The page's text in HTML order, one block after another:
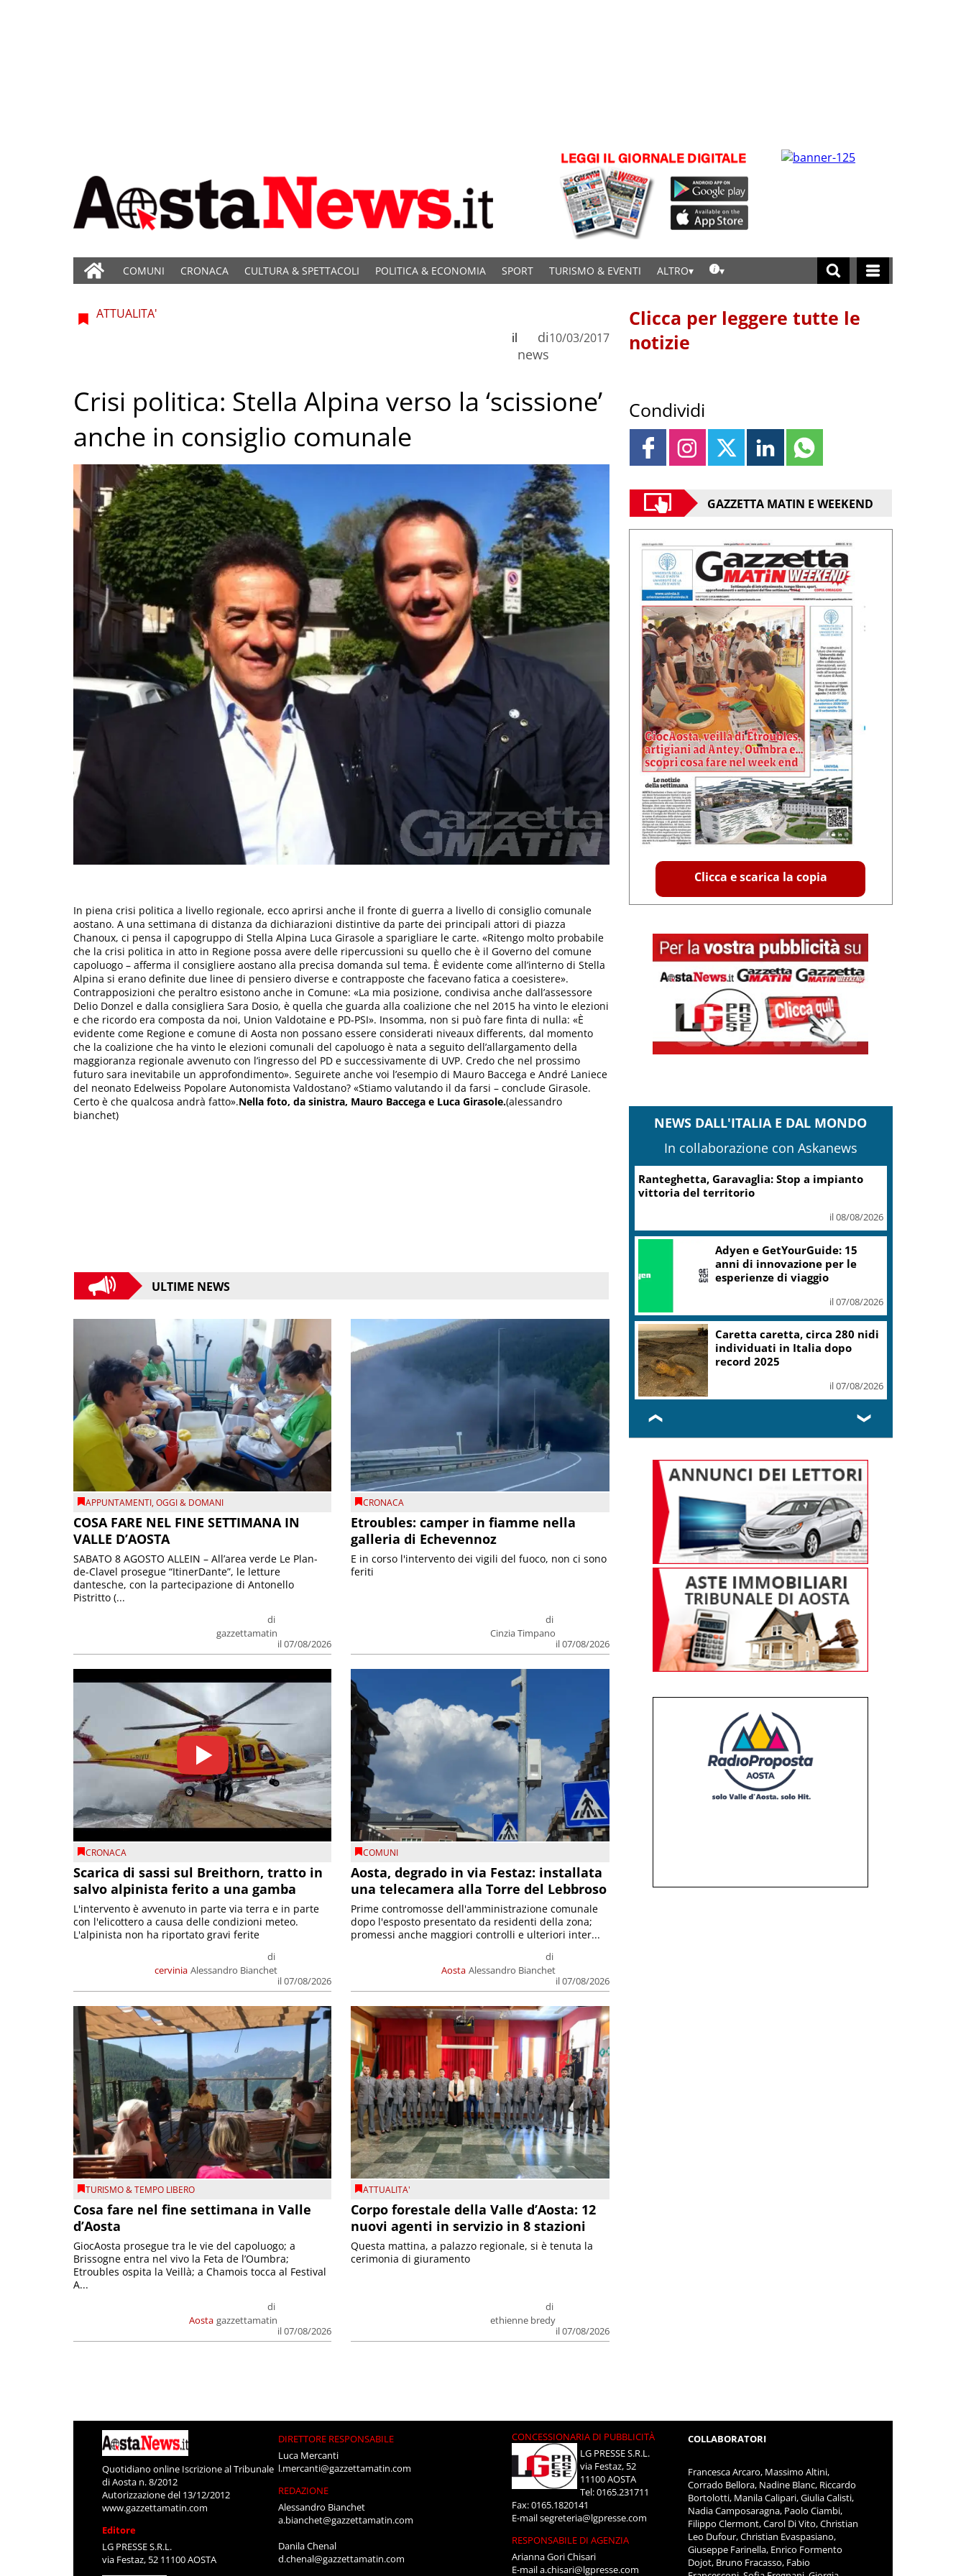
COMUNI CRONACA CULTURA & SPETTACOLI POLITICA & ECONOMIA SPORT TURISMO & EVENTI ALTRO
ATTUALITA'
di
news
il 10/03/2017
Crisi politica: Stella Alpina verso la ‘scissione’
anche in consiglio comunale
In piena crisi politica a livello regionale, ecco aprirsi anche il fronte di guerra a livello di consiglio comunale
aostano. A una settimana di distanza da dichiarazioni distintive da parte dei principali attori di piazza
Chanoux, ci pensa il capogruppo di Stella Alpina Luca Girasole a sparigliare le carte. «Ritengo molto probabile
che la crisi politica in atto in Regione possa avere delle ripercussioni su quello che è il Governo del comune
capoluogo – afferma il consigliere aostano alla precisa domanda sul tema. È evidente come all’interno di Stella
Alpina si erano definite due linee di pensiero diverse e contrapposte che facevano fatica a coesistere».
Contrapposizioni che peraltro esistono anche in Comune: «La mia posizione, condivisa anche dall’assessore
Delio Donzel e dalla consigliera Sara Dosio, è quella che guarda alla coalizione che nel 2015 ha vinto le elezioni
e che ricordo era composta da noi, Union Valdotaine e PD-PSI». Insomma, non si può fare finta di nulla: «È
evidente come Regione e comune di Aosta non possano essere considerati niveaux differents, dal momento
che la coalizione che ha vinto le elezioni comunali del capoluogo è nata a seguito dell’allargamento della
maggioranza regionale avvenuto con l’ingresso del PD e successivamente di UVP. Credo che nel prossimo
futuro sara inevitabile un approfondimento». Seguirete anche voi l’esempio di Mauro Baccega e André Laniece
del neonato Edelweiss Popolare Autonomista Valdostano? «Stiamo valutando il da farsi – conclude Girasole.
Certo è che qualcosa andrà fatto».Nella foto, da sinistra, Mauro Baccega e Luca Girasole.(alessandro
bianchet)
ULTIME NEWS
APPUNTAMENTI,OGGI & DOMANI
COSA FARE NEL FINE SETTIMANA IN
VALLE D’AOSTA
di
gazzettamatin
il 07/08/2026
SABATO 8 AGOSTO ALLEIN – All’area verde Le Plan-
de-Clavel prosegue “ItinerDante”, le letture
dantesche, con la partecipazione di Antonello
Pistritto (...
CRONACA
Etroubles: camper in fiamme nella
galleria di Echevennoz
di
Cinzia Timpano
il 07/08/2026
E in corso l'intervento dei vigili del fuoco, non ci sono
feriti
CRONACA
Scarica di sassi sul Breithorn, tratto in
salvo alpinista ferito a una gamba
cervinia
di
Alessandro Bianchet
il 07/08/2026
L'intervento è avvenuto in parte via terra e in parte
con l'elicottero a causa delle condizioni meteo.
L'alpinista non ha riportato gravi ferite
COMUNI
Aosta, degrado in via Festaz: installata
una telecamera alla Torre del Lebbroso
Aosta
di
Alessandro Bianchet
il 07/08/2026
Prime contromosse dell'amministrazione comunale
dopo l'esposto presentato da residenti della zona;
promessi anche maggiori controlli e ulteriori inter...
TURISMO & TEMPO LIBERO
Cosa fare nel fine settimana in Valle
d’Aosta
Aosta
di
gazzettamatin
il 07/08/2026
GiocAosta prosegue tra le vie del capoluogo; a
Brissogne entra nel vivo la Feta de l’Oumbra;
Etroubles ospita la Veillà; a Chamois tocca al Festival
A...
ATTUALITA'
Corpo forestale della Valle d’Aosta: 12
nuovi agenti in servizio in 8 stazioni
di
ethienne bredy
il 07/08/2026
Questa mattina, a palazzo regionale, si è tenuta la
cerimonia di giuramento
Clicca per leggere tutte le
notizie
Condividi
GAZZETTA MATIN E WEEKEND
Clicca e scarica la copia
NEWS DALL'ITALIA E DAL MONDO
In collaborazione con Askanews
Ranteghetta, Garavaglia: Stop a impianto
vittoria del territorio
il 08/08/2026
Adyen e GetYourGuide: 15
anni di innovazione per le
esperienze di viaggio
il 07/08/2026
Caretta caretta, circa 280 nidi
individuati in Italia dopo
record 2025
il 07/08/2026
❮ ❯
Quotidiano online Iscrizione al Tribunale
di Aosta n. 8/2012
Autorizzazione del 13/12/2012
www.gazzettamatin.com
Editore
LG PRESSE S.R.L.
via Festaz, 52 11100 AOSTA
DIRETTORE RESPONSABILE
Luca Mercanti
l.mercanti@gazzettamatin.com
REDAZIONE
Alessandro Bianchet
a.bianchet@gazzettamatin.com
Danila Chenal
d.chenal@gazzettamatin.com
CONCESSIONARIA DI PUBBLICITÀ
LG PRESSE S.R.L.
via Festaz, 52
11100 AOSTA
Tel: 0165.231711
Fax: 0165.1820141
E-mailsegreteria@lgpresse.com
RESPONSABILE DI AGENZIA
Arianna Gori Chisari
E-maila.chisari@lgpresse.com
COLLABORATORI
Francesca Arcaro, Massimo Altini,
Corrado Bellora, Nadine Blanc, Riccardo
Bortolotti, Manila Calipari, Giulia Calisti,
Nadia Camposaragna, Paolo Ciambi,
Filippo Clermont, Carol Di Vito, Christian
Leo Dufour, Christian Evaspasiano,
Giuseppe Farinella, Enrico Formento
Dojot, Bruno Fracasso, Fabio